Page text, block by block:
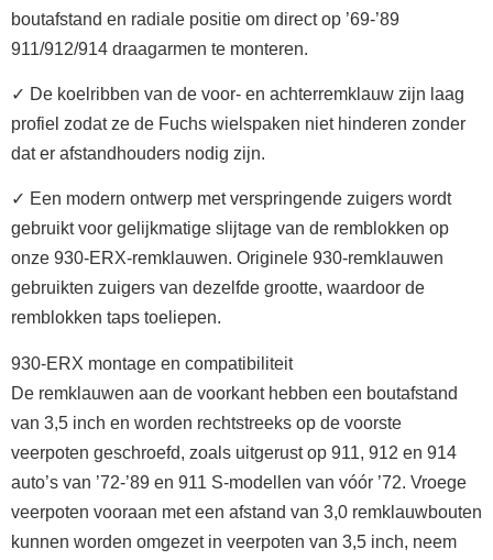
boutafstand en radiale positie om direct op ’69-’89
911/912/914 draagarmen te monteren.
✓ De koelribben van de voor- en achterremklauw zijn laag
profiel zodat ze de Fuchs wielspaken niet hinderen zonder
dat er afstandhouders nodig zijn.
✓ Een modern ontwerp met verspringende zuigers wordt
gebruikt voor gelijkmatige slijtage van de remblokken op
onze 930-ERX-remklauwen. Originele 930-remklauwen
gebruikten zuigers van dezelfde grootte, waardoor de
remblokken taps toeliepen.
930-ERX montage en compatibiliteit
De remklauwen aan de voorkant hebben een boutafstand
van 3,5 inch en worden rechtstreeks op de voorste
veerpoten geschroefd, zoals uitgerust op 911, 912 en 914
auto’s van ’72-’89 en 911 S-modellen van vóór ’72. Vroege
veerpoten vooraan met een afstand van 3,0 remklauwbouten
kunnen worden omgezet in veerpoten van 3,5 inch, neem